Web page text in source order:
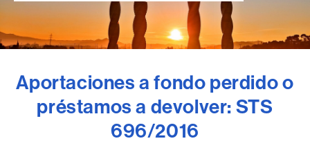
Aportaciones a fondo perdido o
préstamos a devolver: STS
696/2016